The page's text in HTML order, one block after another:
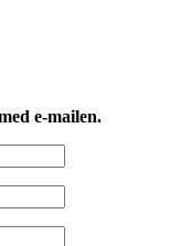
e-mailen.